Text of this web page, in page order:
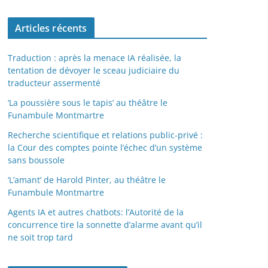
Articles récents
Traduction : après la menace IA réalisée, la
tentation de dévoyer le sceau judiciaire du
traducteur assermenté
‘La poussière sous le tapis’ au théâtre le
Funambule Montmartre
Recherche scientifique et relations public-privé :
la Cour des comptes pointe l’échec d’un système
sans boussole
‘L’amant’ de Harold Pinter, au théâtre le
Funambule Montmartre
Agents IA et autres chatbots: l’Autorité de la
concurrence tire la sonnette d’alarme avant qu’il
ne soit trop tard